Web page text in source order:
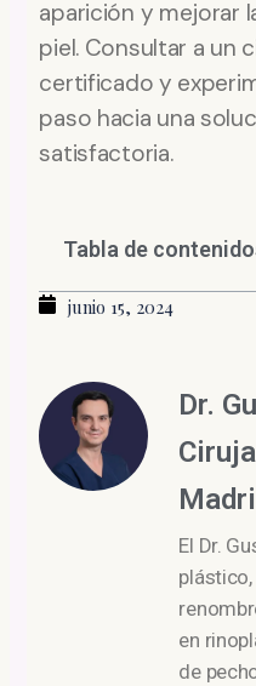
aparición y mejorar
piel. Consultar a un
certificado y
paso hacia una
satisfactoria.
Tabla de
junio 15, 2024
Dr.
El Dr.
en
de